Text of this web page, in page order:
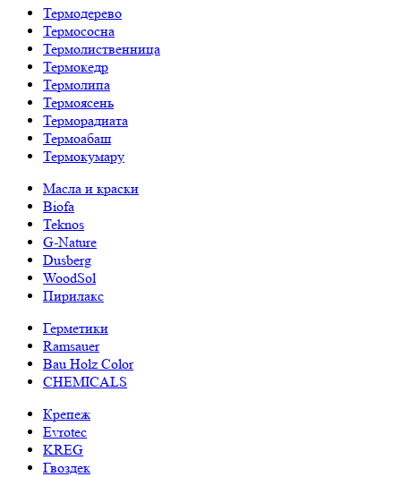
Термодерево
Термососна
Термолиственница
Термокедр
Термолипа
Термоясень
Терморадиата
Термоабаш
Термокумару
Масла и краски
Biofa
Teknos
G-Nature
Dusberg
WoodSol
Пирилакс
Герметики
Ramsauer
Bau Holz Color
CHEMICALS
Крепеж
Evrotec
KREG
Гвоздек